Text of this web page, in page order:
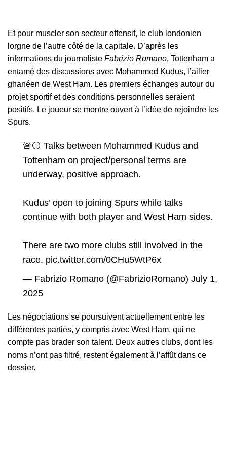
Et pour muscler son secteur offensif, le club londonien
lorgne de l’autre côté de la capitale. D’après les
informations du journaliste Fabrizio Romano, Tottenham a
entamé des discussions avec Mohammed Kudus, l’ailier
ghanéen de West Ham. Les premiers échanges autour du
projet sportif et des conditions personnelles seraient
positifs. Le joueur se montre ouvert à l’idée de rejoindre les
Spurs.
🚨⚪️ Talks between Mohammed Kudus and
Tottenham on project/personal terms are
underway, positive approach.
Kudus’ open to joining Spurs while talks
continue with both player and West Ham sides.
There are two more clubs still involved in the
race. pic.twitter.com/0CHu5WtP6x
— Fabrizio Romano (@FabrizioRomano) July 1,
2025
Les négociations se poursuivent actuellement entre les
différentes parties, y compris avec West Ham, qui ne
compte pas brader son talent. Deux autres clubs, dont les
noms n’ont pas filtré, restent également à l’affût dans ce
dossier.